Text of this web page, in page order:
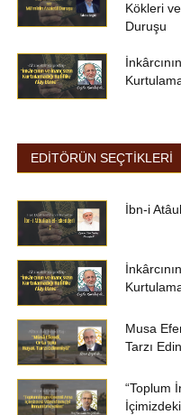
Kökleri
Duruşu
EDİTÖRÜN SEÇTİKLERİ
İbn-i
Musa
Tarzı
“Toplum